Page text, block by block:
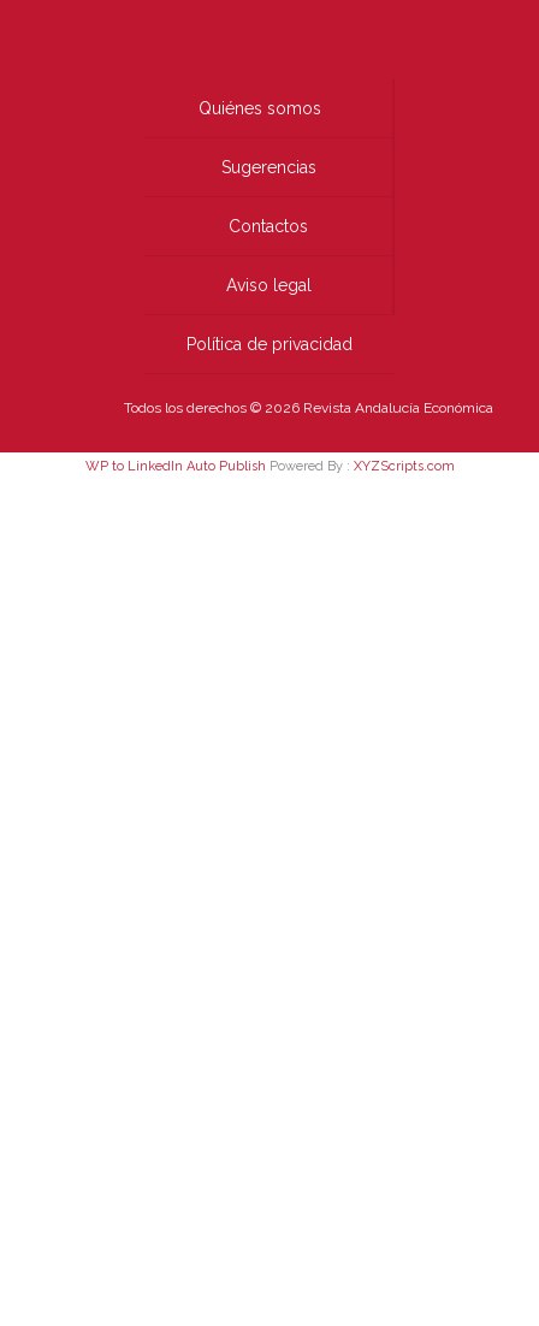
Quiénes somos
Sugerencias
Contactos
Aviso legal
Política de privacidad
Todos los derechos © 2026 Revista Andalucía Económica
WP to LinkedIn Auto Publish Powered By : XYZScripts.com